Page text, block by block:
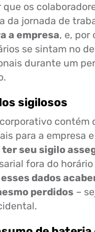
os
da jornada de
a empresa, e, por
se sintam no
durante um
sigilosos
contém
para a empresa
ter seu sigilo
fora do
dados
perdidos –